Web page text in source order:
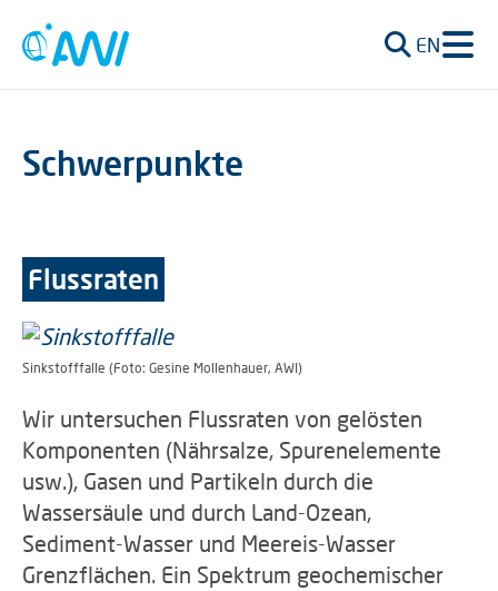
EN
Schwerpunkte
Flussraten
Sinkstofffalle (Foto: Gesine Mollenhauer, AWI)
Wir untersuchen Flussraten von gelösten
Komponenten (Nährsalze, Spurenelemente
usw.), Gasen und Partikeln durch die
Wassersäule und durch Land-Ozean,
Sediment-Wasser und Meereis-Wasser
Grenzflächen. Ein Spektrum geochemischer